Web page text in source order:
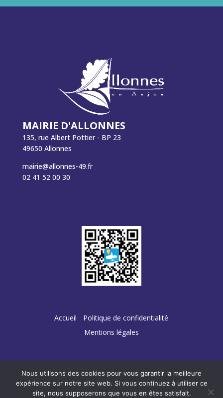
MAIRIE D'ALLONNES
135, rue Albert Pottier - BP 23
49650 Allonnes
mairie@allonnes-49.fr
02 41 52 00 30
Accueil
Politique de confidentialité
Mentions légales
Conception : TERRE DE PIXELS
Nous utilisons des cookies pour vous garantir la meilleure
expérience sur notre site web. Si vous continuez à utiliser ce
site, nous supposerons que vous en êtes satisfait.